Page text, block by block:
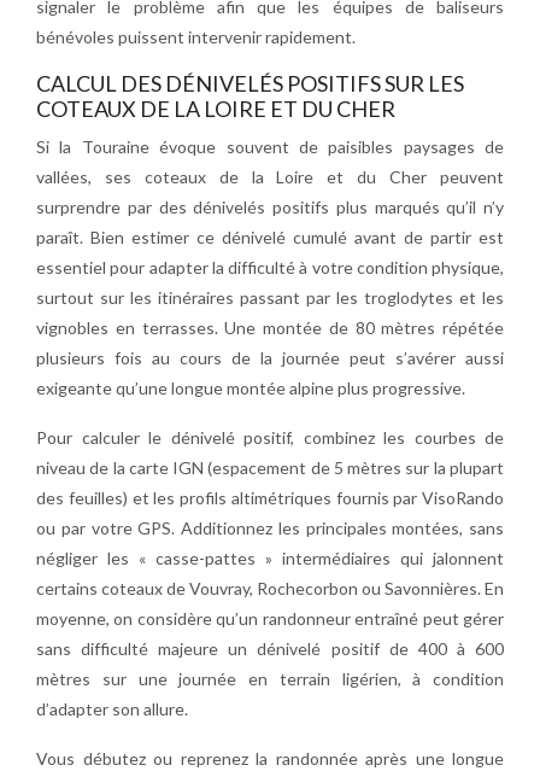
signaler le problème afin que les équipes de baliseurs
bénévoles puissent intervenir rapidement.
CALCUL DES DÉNIVELÉS POSITIFS SUR LES
COTEAUX DE LA LOIRE ET DU CHER
Si la Touraine évoque souvent de paisibles paysages de
vallées, ses coteaux de la Loire et du Cher peuvent
surprendre par des dénivelés positifs plus marqués qu’il n’y
paraît. Bien estimer ce dénivelé cumulé avant de partir est
essentiel pour adapter la difficulté à votre condition physique,
surtout sur les itinéraires passant par les troglodytes et les
vignobles en terrasses. Une montée de 80 mètres répétée
plusieurs fois au cours de la journée peut s’avérer aussi
exigeante qu’une longue montée alpine plus progressive.
Pour calculer le dénivelé positif, combinez les courbes de
niveau de la carte IGN (espacement de 5 mètres sur la plupart
des feuilles) et les profils altimétriques fournis par VisoRando
ou par votre GPS. Additionnez les principales montées, sans
négliger les « casse-pattes » intermédiaires qui jalonnent
certains coteaux de Vouvray, Rochecorbon ou Savonnières. En
moyenne, on considère qu’un randonneur entraîné peut gérer
sans difficulté majeure un dénivelé positif de 400 à 600
mètres sur une journée en terrain ligérien, à condition
d’adapter son allure.
Vous débutez ou reprenez la randonnée après une longue